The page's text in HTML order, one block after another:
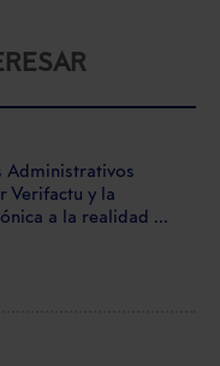
Administrativos
Verifactu y la
a la realidad ...